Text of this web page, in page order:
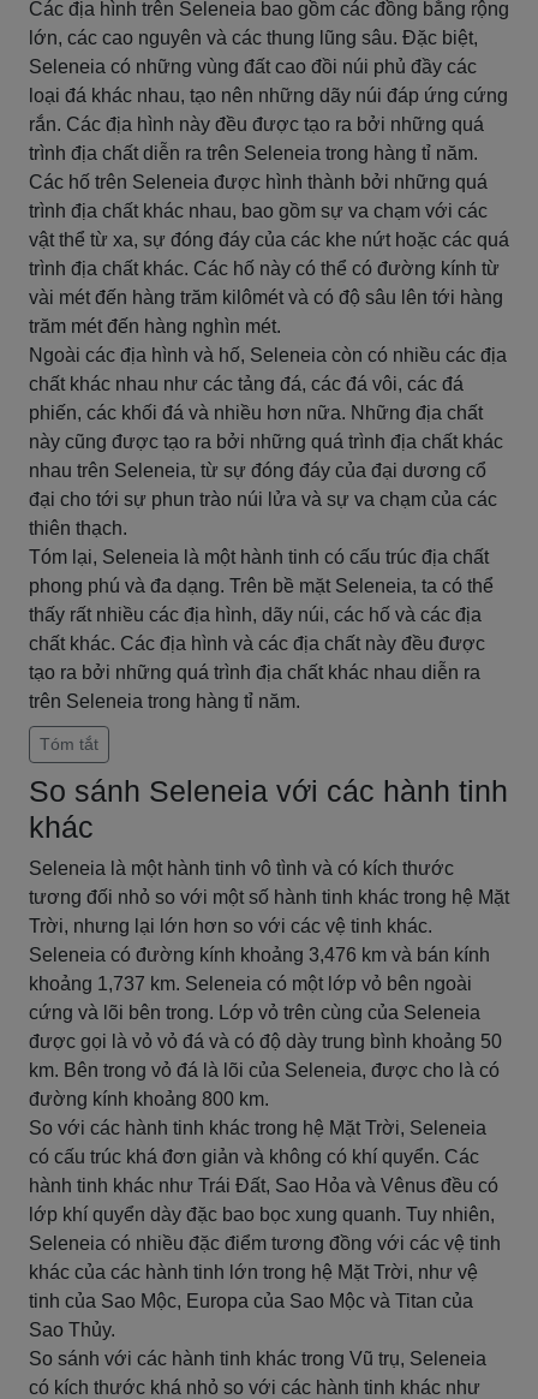
Các địa hình trên Seleneia bao gồm các đồng bằng rộng
lớn, các cao nguyên và các thung lũng sâu. Đặc biệt,
Seleneia có những vùng đất cao đồi núi phủ đầy các
loại đá khác nhau, tạo nên những dãy núi đáp ứng cứng
rắn. Các địa hình này đều được tạo ra bởi những quá
trình địa chất diễn ra trên Seleneia trong hàng tỉ năm.
Các hố trên Seleneia được hình thành bởi những quá
trình địa chất khác nhau, bao gồm sự va chạm với các
vật thể từ xa, sự đóng đáy của các khe nứt hoặc các quá
trình địa chất khác. Các hố này có thể có đường kính từ
vài mét đến hàng trăm kilômét và có độ sâu lên tới hàng
trăm mét đến hàng nghìn mét.
Ngoài các địa hình và hố, Seleneia còn có nhiều các địa
chất khác nhau như các tảng đá, các đá vôi, các đá
phiến, các khối đá và nhiều hơn nữa. Những địa chất
này cũng được tạo ra bởi những quá trình địa chất khác
nhau trên Seleneia, từ sự đóng đáy của đại dương cổ
đại cho tới sự phun trào núi lửa và sự va chạm của các
thiên thạch.
Tóm lại, Seleneia là một hành tinh có cấu trúc địa chất
phong phú và đa dạng. Trên bề mặt Seleneia, ta có thể
thấy rất nhiều các địa hình, dãy núi, các hố và các địa
chất khác. Các địa hình và các địa chất này đều được
tạo ra bởi những quá trình địa chất khác nhau diễn ra
trên Seleneia trong hàng tỉ năm.
Tóm tắt
So sánh Seleneia với các hành tinh
khác
Seleneia là một hành tinh vô tình và có kích thước
tương đối nhỏ so với một số hành tinh khác trong hệ Mặt
Trời, nhưng lại lớn hơn so với các vệ tinh khác.
Seleneia có đường kính khoảng 3,476 km và bán kính
khoảng 1,737 km. Seleneia có một lớp vỏ bên ngoài
cứng và lõi bên trong. Lớp vỏ trên cùng của Seleneia
được gọi là vỏ vỏ đá và có độ dày trung bình khoảng 50
km. Bên trong vỏ đá là lõi của Seleneia, được cho là có
đường kính khoảng 800 km.
So với các hành tinh khác trong hệ Mặt Trời, Seleneia
có cấu trúc khá đơn giản và không có khí quyển. Các
hành tinh khác như Trái Đất, Sao Hỏa và Vênus đều có
lớp khí quyển dày đặc bao bọc xung quanh. Tuy nhiên,
Seleneia có nhiều đặc điểm tương đồng với các vệ tinh
khác của các hành tinh lớn trong hệ Mặt Trời, như vệ
tinh của Sao Mộc, Europa của Sao Mộc và Titan của
Sao Thủy.
So sánh với các hành tinh khác trong Vũ trụ, Seleneia
có kích thước khá nhỏ so với các hành tinh khác như